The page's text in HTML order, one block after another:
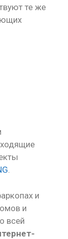
те же
.
и
и
всей